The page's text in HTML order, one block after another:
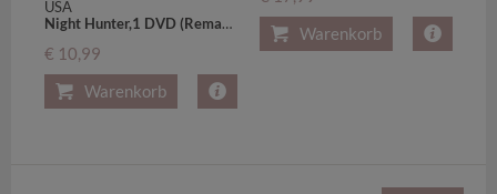
USA
Night Hunter,1 DVD (Remastered)
€ 10,99
Warenkorb
Warenkorb